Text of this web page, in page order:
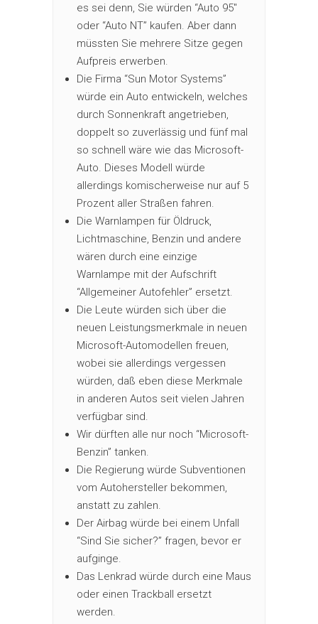
es sei denn, Sie würden “Auto 95″
oder “Auto NT” kaufen. Aber dann
müssten Sie mehrere Sitze gegen
Aufpreis erwerben.
Die Firma “Sun Motor Systems”
würde ein Auto entwickeln, welches
durch Sonnenkraft angetrieben,
doppelt so zuverlässig und fünf mal
so schnell wäre wie das Microsoft-
Auto. Dieses Modell würde
allerdings komischerweise nur auf 5
Prozent aller Straßen fahren.
Die Warnlampen für Öldruck,
Lichtmaschine, Benzin und andere
wären durch eine einzige
Warnlampe mit der Aufschrift
“Allgemeiner Autofehler” ersetzt.
Die Leute würden sich über die
neuen Leistungsmerkmale in neuen
Microsoft-Automodellen freuen,
wobei sie allerdings vergessen
würden, daß eben diese Merkmale
in anderen Autos seit vielen Jahren
verfügbar sind.
Wir dürften alle nur noch “Microsoft-
Benzin” tanken.
Die Regierung würde Subventionen
vom Autohersteller bekommen,
anstatt zu zahlen.
Der Airbag würde bei einem Unfall
“Sind Sie sicher?” fragen, bevor er
aufginge.
Das Lenkrad würde durch eine Maus
oder einen Trackball ersetzt
werden.